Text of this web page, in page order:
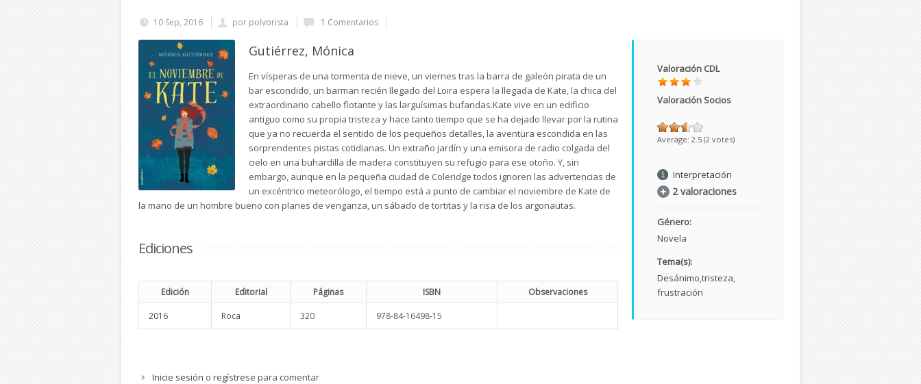
10 Sep, 2016 por polvorista 1 Comentarios
Gutiérrez, Mónica
En vísperas de una tormenta de nieve, un viernes tras la barra de galeón pirata de un
bar escondido, un barman recién llegado del Loira espera la llegada de Kate, la chica del
extraordinario cabello flotante y las larguísimas bufandas.Kate vive en un edificio
antiguo como su propia tristeza y hace tanto tiempo que se ha dejado llevar por la rutina
que ya no recuerda el sentido de los pequeños detalles, la aventura escondida en las
sorprendentes pistas cotidianas. Un extraño jardín y una emisora de radio colgada del
cielo en una buhardilla de madera constituyen su refugio para ese otoño. Y, sin
embargo, aunque en la pequeña ciudad de Coleridge todos ignoren las advertencias de
un excéntrico meteorólogo, el tiempo está a punto de cambiar el noviembre de Kate de
la mano de un hombre bueno con planes de venganza, un sábado de tortitas y la risa de los argonautas.
Ediciones
Edición Editorial Páginas ISBN Observaciones
2016 Roca 320 978-84-16498-15
Valoración CDL
Valoración Socios
Average: 2.5 (2 votes)
Interpretación
2 valoraciones
Género:
Novela
Tema(s):
Desánimo tristeza
frustración
Inicie sesión o regístrese para comentar